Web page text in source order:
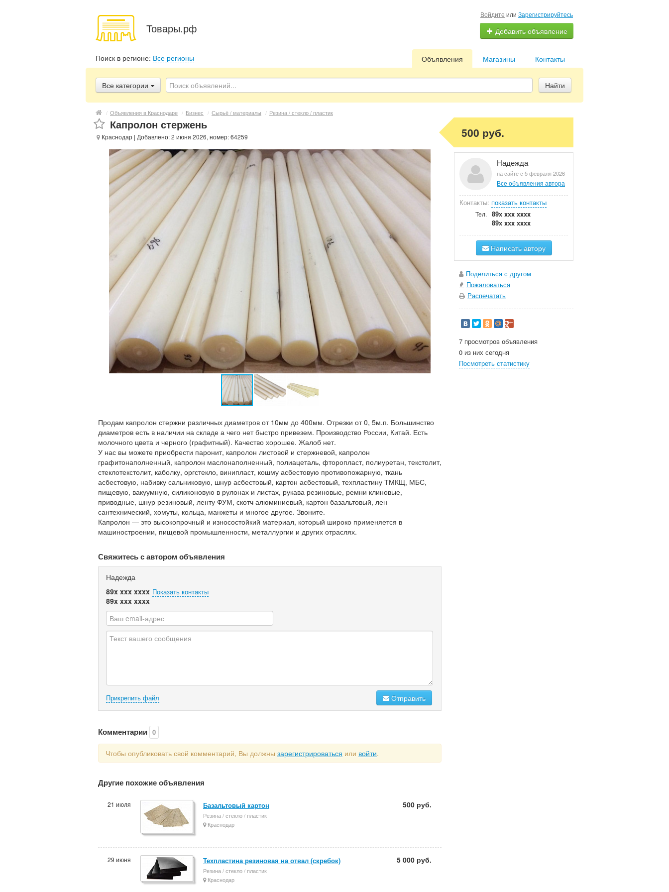
Товары.рф
Войдите или Зарегистрируйтесь
Добавить объявление
Поиск в регионе: Все регионы Контакты
Магазины
Объявления
Все категории Найти
/ Объявления в Краснодаре / Бизнес / Сырьё / материалы / Резина / стекло / пластик
Капролон стержень
Краснодар | Добавлено: 2 июня 2026, номер: 64259
Продам капролон стержни различных диаметров от 10мм до 400мм. Отрезки от 0, 5м.п. Большинство
диаметров есть в наличии на складе а чего нет быстро привезем. Производство России, Китай. Есть
молочного цвета и черного (графитный). Качество хорошее. Жалоб нет.
У нас вы можете приобрести паронит, капролон листовой и стержневой, капролон
графитонаполненный, капролон маслонаполненный, полиацеталь, фторопласт, полиуретан, текстолит,
стеклотекстолит, каболку, оргстекло, винипласт, кошму асбестовую противопожарную, ткань
асбестовую, набивку сальниковую, шнур асбестовый, картон асбестовый, техпластину ТМКЩ, МБС,
пищевую, вакуумную, силиконовую в рулонах и листах, рукава резиновые, ремни клиновые,
приводные, шнур резиновый, ленту ФУМ, скотч алюминиевый, картон базальтовый, лен
сантехнический, хомуты, кольца, манжеты и многое другое. Звоните.
Капролон — это высокопрочный и износостойкий материал, который широко применяется в
машиностроении, пищевой промышленности, металлургии и других отраслях.
Свяжитесь с автором объявления
Надежда
89x xxx xxxx Показать контакты
89x xxx xxxx
Прикрепить файл Отправить
Комментарии 0
Чтобы опубликовать свой комментарий, Вы должны зарегистрироваться или войти.
Другие похожие объявления
21 июля Базальтовый картон
Резина / стекло / пластик
Краснодар
500 руб.
29 июня Техпластина резиновая на отвал (скребок)
Резина / стекло / пластик
Краснодар
5 000 руб.
500 руб.
Надежда
на сайте с 5 февраля 2026
Все объявления автора
Контакты: показать контакты
Тел.
89x xxx xxxx
89x xxx xxxx
Написать автору
Поделиться с другом
Пожаловаться
Распечатать
7 просмотров объявления
0 из них сегодня
Посмотреть статистику